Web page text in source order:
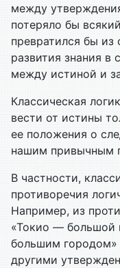
между
потеряло бы
превратился бы из
развития знания в
между истиной и
Классическая
вести от истины
ее положения о
нашим привычным
В частности,
противоречия
Например, из
«Токио — большой
большим
другими